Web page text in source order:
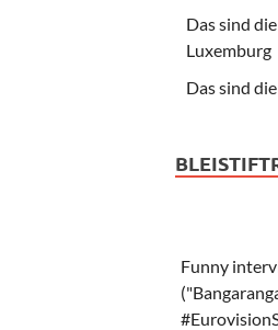
Das sind
Luxemburg
Das sind
Funny